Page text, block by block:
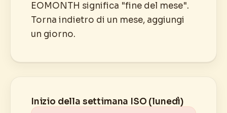
EOMONTH significa "fine del mese".
Torna indietro di un mese, aggiungi
un giorno.
Inizio della settimana ISO (lunedì)